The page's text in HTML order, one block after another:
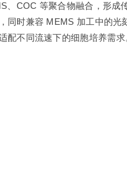
、COC 等聚合物融合，形成
同时兼容 MEMS 加工中的光
配不同流速下的细胞培养需求